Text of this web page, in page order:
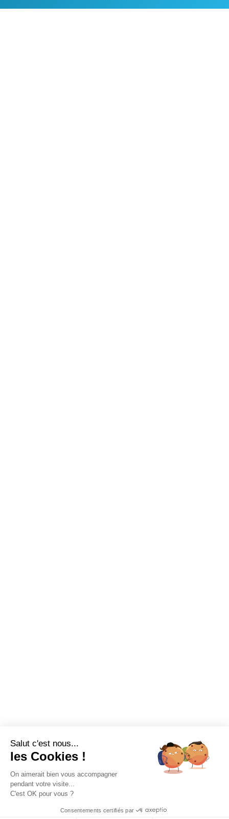
Salut c'est nous...
les Cookies !
On aimerait bien vous accompagner
pendant votre visite...
C'est OK pour vous ?
Consentements certifiés par